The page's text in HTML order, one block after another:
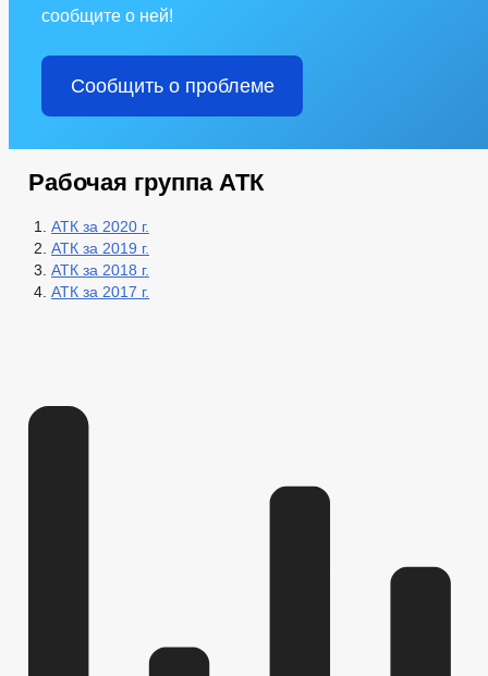
сообщите о ней!
Сообщить о проблеме
Рабочая группа АТК
АТК за 2020 г.
АТК за 2019 г.
АТК за 2018 г.
АТК за 2017 г.